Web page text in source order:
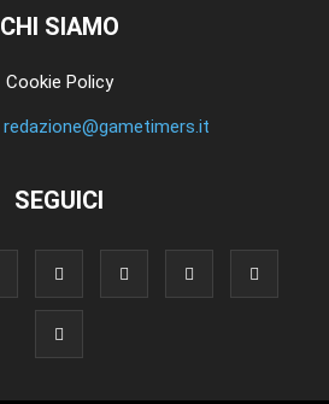
CHI SIAMO
Cookie Policy
redazione@gametimers.it
SEGUICI